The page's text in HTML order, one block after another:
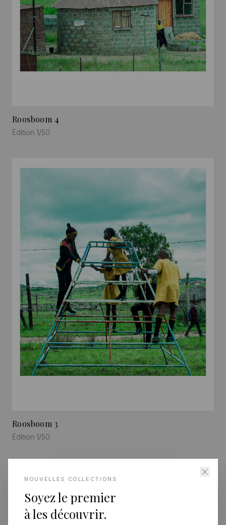
Roosboom 4
Édition 1/50
Roosboom 3
Édition 1/50
NOUVELLES COLLECTIONS
Soyez le premier
à les découvrir.